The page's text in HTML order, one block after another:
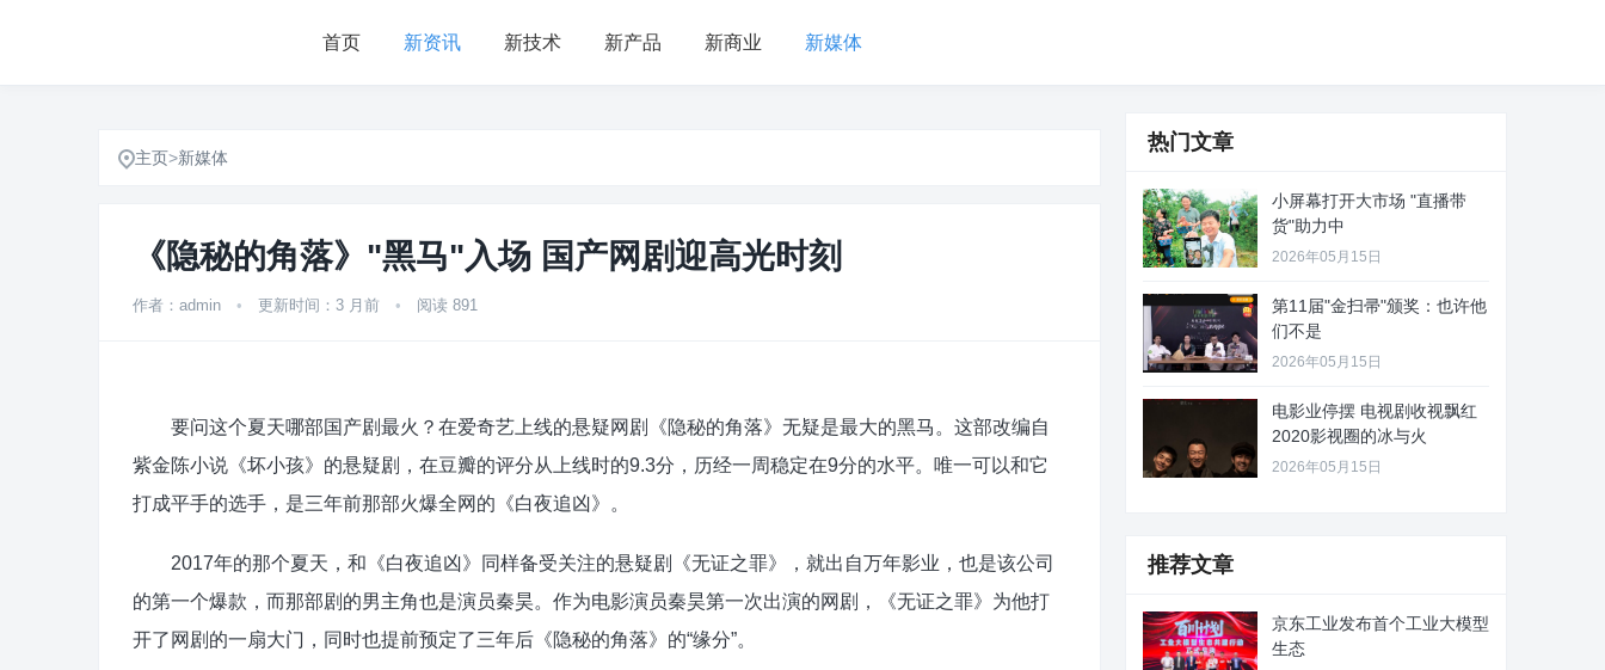
首页 新资讯 新技术 新产品 新商业 新媒体
主页>新媒体
《隐秘的角落》"黑马"入场 国产网剧迎高光时刻
作者：admin • 更新时间：3 月前 • 阅读 891
要问这个夏天哪部国产剧最火？在爱奇艺上线的悬疑网剧《隐秘的角落》无疑是最大的黑马。这部改编自
紫金陈小说《坏小孩》的悬疑剧，在豆瓣的评分从上线时的9.3分，历经一周稳定在9分的水平。唯一可以和它
打成平手的选手，是三年前那部火爆全网的《白夜追凶》。
2017年的那个夏天，和《白夜追凶》同样备受关注的悬疑剧《无证之罪》，就出自万年影业，也是该公司
的第一个爆款，而那部剧的男主角也是演员秦昊。作为电影演员秦昊第一次出演的网剧，《无证之罪》为他打
开了网剧的一扇大门，同时也提前预定了三年后《隐秘的角落》的“缘分”。
热门文章
小屏幕打开大市场 "直播带
货"助力中
2026年05月15日
第11届"金扫帚"颁奖：也许他
们不是
2026年05月15日
电影业停摆 电视剧收视飘红
2020影视圈的冰与火
2026年05月15日
推荐文章
京东工业发布首个工业大模型
生态